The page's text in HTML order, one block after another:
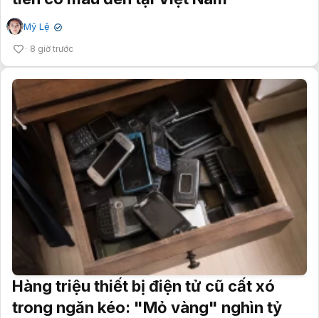
Mỹ Lệ ✔
8 giờ trước
Hàng triệu thiết bị điện tử cũ cất xó
trong ngăn kéo: "Mỏ vàng" nghìn tỷ